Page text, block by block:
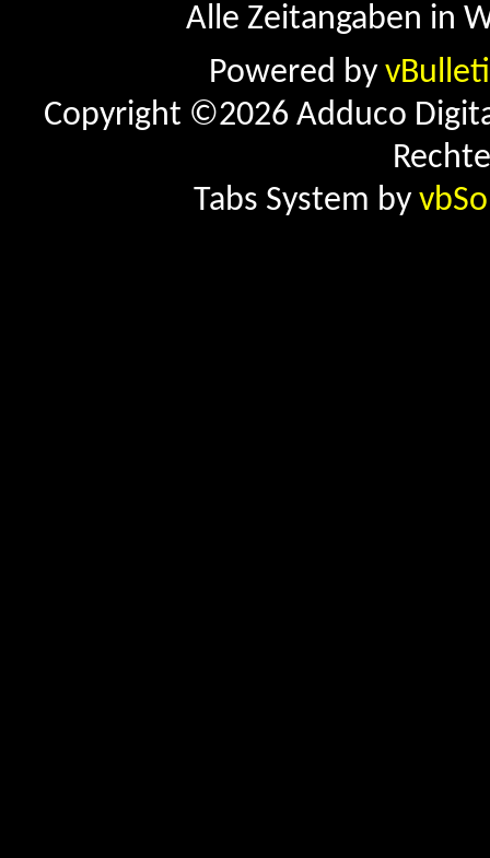
Alle Zeitangaben in
Powered by
Copyright ©2026 Adduco
Tabs System by